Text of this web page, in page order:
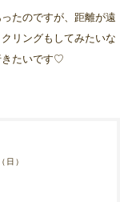
たのですが、距離が遠
リングもしてみたいな
きたいです♡
日）